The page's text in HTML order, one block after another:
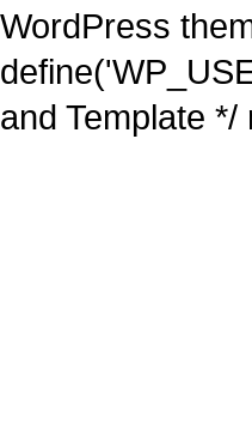
WordPress
and Template